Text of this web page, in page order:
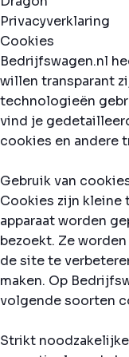
Privacyverklaring
Cookies
Bedrijfswagen.nl
willen transparant
technologieën
vind je
cookies en andere
Gebruik van
Cookies zijn kleine
apparaat worden
bezoekt. Ze
de site te
maken. Op
volgende soorten
Strikt